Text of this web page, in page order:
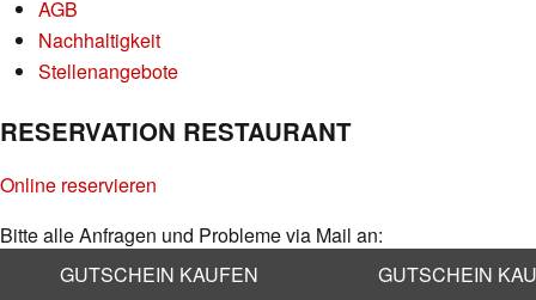
AGB
Nachhaltigkeit
Stellenangebote
RESERVATION RESTAURANT
Online reservieren
Bitte alle Anfragen und Probleme via Mail an:
info@kaufleuten.ch
GUTSCHEIN KAUFEN GUTSCHEIN